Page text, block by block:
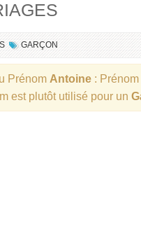
GARÇON
Prénom Antoine : Prénom
est plutôt utilisé pour un